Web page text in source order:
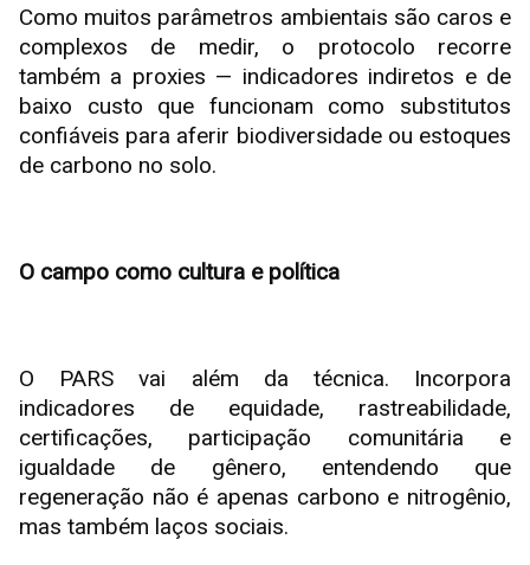
Como muitos parâmetros ambientais são caros e
complexos de medir, o protocolo recorre
também a proxies — indicadores indiretos e de
baixo custo que funcionam como substitutos
confiáveis para aferir biodiversidade ou estoques
de carbono no solo.
O campo como cultura e política
O PARS vai além da técnica. Incorpora
indicadores de equidade, rastreabilidade,
certificações, participação comunitária e
igualdade de gênero, entendendo que
regeneração não é apenas carbono e nitrogênio,
mas também laços sociais.